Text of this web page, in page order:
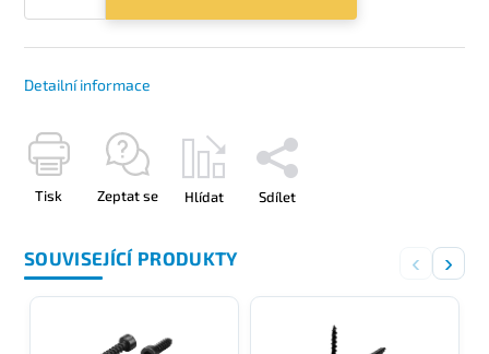
Detailní informace
Tisk Zeptat se Hlídat Sdílet
SOUVISEJÍCÍ PRODUKTY ‹ ›